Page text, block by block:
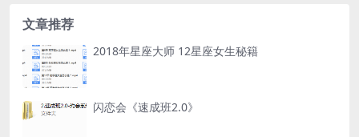
文章推荐
2018年星座大师 12星座女生秘籍
闪恋会《速成班2.0》